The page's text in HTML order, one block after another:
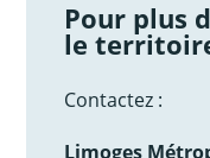
Pour plus
le
Contactez :
Limoges